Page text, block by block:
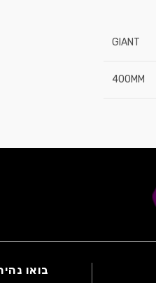
GIANT
400MM
בואו